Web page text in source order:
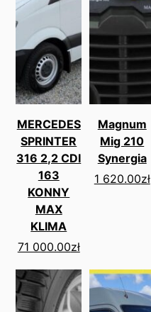
MERCEDES
SPRINTER
316 2,2 CDI
163
KONNY
MAX
KLIMA
71 000.00zł
Magnum
Mig 210
Synergia
1 620.00zł